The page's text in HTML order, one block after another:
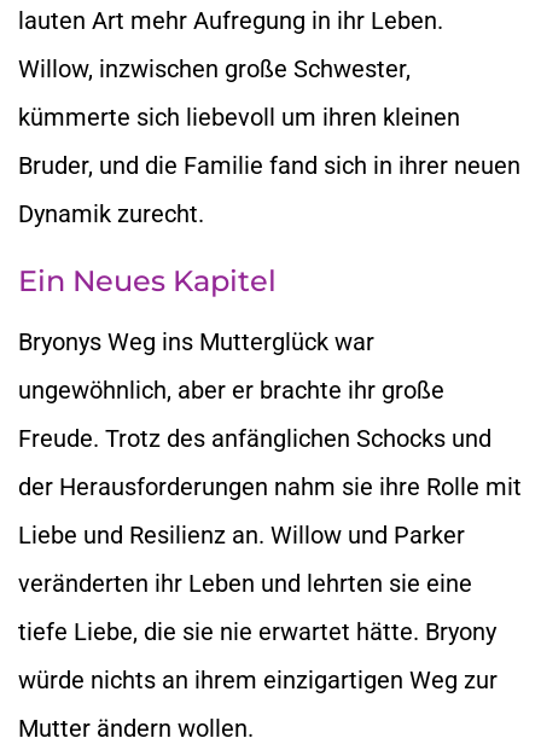
lauten Art mehr Aufregung in ihr Leben.
Willow, inzwischen große Schwester,
kümmerte sich liebevoll um ihren kleinen
Bruder, und die Familie fand sich in ihrer neuen
Dynamik zurecht.
Ein Neues Kapitel
Bryonys Weg ins Mutterglück war
ungewöhnlich, aber er brachte ihr große
Freude. Trotz des anfänglichen Schocks und
der Herausforderungen nahm sie ihre Rolle mit
Liebe und Resilienz an. Willow und Parker
veränderten ihr Leben und lehrten sie eine
tiefe Liebe, die sie nie erwartet hätte. Bryony
würde nichts an ihrem einzigartigen Weg zur
Mutter ändern wollen.